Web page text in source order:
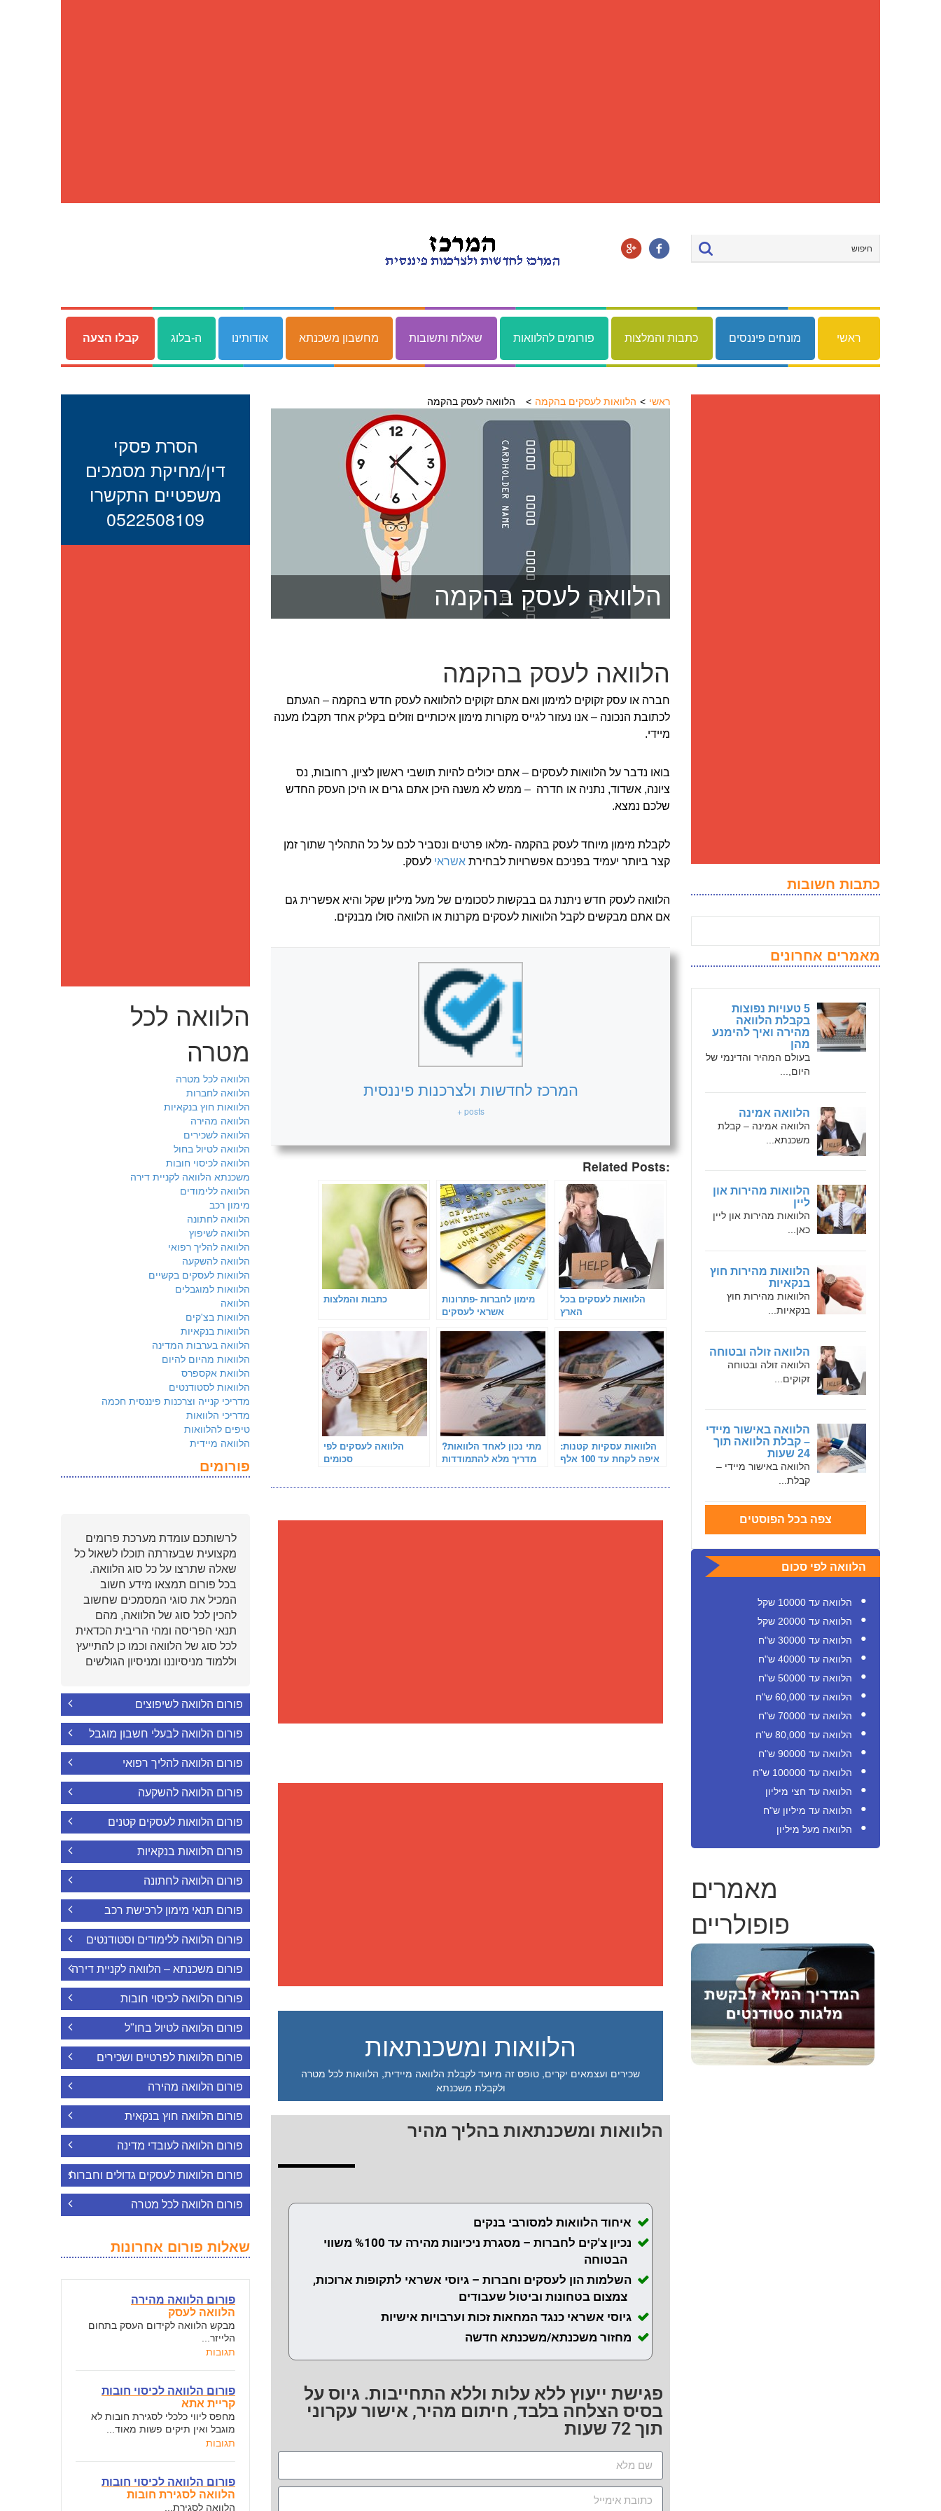
ראשי מונחים פיננסים כתבות והמלצות פורומים להלוואות שאלות ותשובות מחשבון משכנתא אודותינו ה-בלוג קבלו הצעה
כתבות חשובות
מאמרים אחרונים
5 טעויות נפוצות
בקבלת הלוואה
מהירה ואיך להימנע
מהן
בעולם המהיר והדינמי של
היום,...
הלוואה אמינה
הלוואה אמינה – קבלת
משכנתא...
הלוואות מהירות און
ליין
הלוואות מהירות און ליין
כאן...
הלוואות מהירות חוץ
בנקאיות
הלוואות מהירות חוץ
בנקאיות...
הלוואה זולה ובטוחה
הלוואה זולה ובטוחה
זקוקים...
הלוואה באישור מיידי
– קבלת הלוואה תוך
24 שעות
הלוואה באישור מיידי –
קבלת...
צפה בכל הפוסטים
הלוואה לפי סכום
הלוואה עד 10000 שקל
הלוואה עד 20000 שקל
הלוואה עד 30000 ש"ח
הלוואה עד 40000 ש"ח
הלוואה עד 50000 ש"ח
הלוואה עד 60,000 ש"ח
הלוואה עד 70000 ש"ח
הלוואה עד 80,000 ש"ח
הלוואה עד 90000 ש"ח
הלוואה עד 100000 ש"ח
הלוואה עד חצי מיליון
הלוואה עד מיליון ש"ח
הלוואה מעל מיליון
מאמרים
פופולריים
ראשי הלוואות לעסקים בהקמה הלוואה לעסק בהקמה
הלוואה לעסק בהקמה
הלוואה לעסק בהקמה
חברה או עסק זקוקים למימון ואם אתם זקוקים להלוואה לעסק חדש בהקמה – הגעתם
לכתובת הנכונה – אנו נעזור לגייס מקורות מימון איכותיים וזולים בקליק אחד תקבלו מענה
מיידי.
בואו נדבר על הלוואות לעסקים – אתם יכולים להיות תושבי ראשון לציון, רחובות, נס
ציונה, אשדוד, נתניה או חדרה – ממש לא משנה היכן אתם גרים או היכן העסק החדש
שלכם נמצא.
לקבלת מימון מיוחד לעסק בהקמה -מלאו פרטים ונסביר לכם על כל התהליך שתוך זמן
קצר ביותר יעמיד בפניכם אפשרויות לבחירת אשראי לעסק.
הלוואה לעסק חדש ניתנת גם בבקשות לסכומים של מעל מיליון שקל והיא אפשרית גם
אם אתם מבקשים לקבל הלוואות לעסקים מקרנות או הלוואה סולו מבנקים.
המרכז לחדשות ולצרכנות פיננסית
+ posts
Related Posts:
כתבות והמלצות
מימון לחברות -פתרונות
אשראי לעסקים
הלוואות לעסקים בכל
הארץ
הלוואה לעסקים לפי
סכומים
מתי נכון לאחד הלוואות?
מדריך מלא להתמודדות
הלוואות עסקיות קטנות:
איפה לקחת עד 100 אלף
הלוואות ומשכנתאות
שכירים ועצמאים יקרים, טופס זה מיועד לקבלת הלוואה מיידית, הלוואות לכל מטרה
ולקבלת משכנתא
הלוואות ומשכנתאות בהליך מהיר
איחוד הלוואות למסורבי בנקים
נכיון צ'קים לחברות – מסגרת ניכיונות מהירה עד %100 משווי
הבטוחה
השלמות הון לעסקים וחברות – גיוסי אשראי לתקופות ארוכות,
צמצום בטחונות וביטול שעבודים
גיוסי אשראי כנגד המחאות זכות וערבויות אישיות
מחזור משכנתא/משכנתא חדשה
פגישת ייעוץ ללא עלות וללא התחייבות. גיוס על
בסיס הצלחה בלבד, חיתום מהיר, אישור עקרוני
תוך 72 שעות
הסרת פסקי
דין/מחיקת מסמכים
משפטיים התקשרו
0522508109
הלוואה לכל
מטרה
הלוואה לכל מטרה
הלוואה לחברות
הלוואות חוץ בנקאיות
הלוואה מהירה
הלוואה לשכירים
הלוואה לטיול בחול
הלוואה לכיסוי חובות
משכנתא הלוואה לקניית דירה
הלוואה ללימודים
מימון רכב
הלוואה לחתונה
הלוואה לשיפוץ
הלוואה להליך רפואי
הלוואה להשקעה
הלוואות לעסקים בקשיים
הלוואות למוגבלים
הלוואה
הלוואות בצ'קים
הלוואות בנקאיות
הלוואה בערבות המדינה
הלוואות מהיום להיום
הלוואת אקספרס
הלוואות לסטודנטים
מדריכי קנייה וצרכנות פיננסית חכמה
מדריכי הלוואות
טיפים להלוואות
הלוואה מיידית
פורומים
לרשותכם עומדת מערכת פרומים
מקצועית שבעזרתה תוכלו לשאול כל
שאלה שתרצו על כל סוג הלוואה.
בכל פורום תמצאו מידע חשוב
המכיל את סוגי המסמכים שחשוב
להכין לכל סוג של הלוואה, מהם
תנאי הפריסה ומהי הריבית הכדאית
לכל סוג של הלוואה וכמו כן להתייעץ
וללמוד מניסיוננו ומניסיון הגולשים
פורום הלוואה לשיפוצים
פורום הלוואה לבעלי חשבון מוגבל
פורום הלוואה להליך רפואי
פורום הלוואה להשקעה
פורום הלוואות לעסקים קטנים
פורום הלוואות בנקאיות
פורום הלוואה לחתונה
פורום תנאי מימון לרכישת רכב
פורום הלוואה ללימודים וסטודנטים
פורום משכנתא – הלוואה לקניית דירה
פורום הלוואה לכיסוי חובות
פורום הלוואה לטיול בחו"ל
פורום הלוואות לפרטיים ושכירים
פורום הלוואה מהירה
פורום הלוואה חוץ בנקאית
פורום הלוואה לעובדי מדינה
פורום הלוואות לעסקים גדולים וחברות
פורום הלוואה לכל מטרה
שאלות פורום אחרונות
פורום הלוואה מהירה
הלוואה לעסק
מבקש הלוואה לקידום העסק בתחום
הלייזר...
תגובות
פורום הלוואה לכיסוי חובות
קריית אתא
מחפס ליווי כלכלי לסגירת חובות לא
מוגבל ואין תיקים פשות מאוד...
תגובות
פורום הלוואה לכיסוי חובות
הלוואה לסגירת חובות
הלוואה לסגירת...